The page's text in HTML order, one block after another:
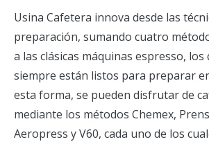
Usina Cafetera innova desde las
preparación, sumando cuatro
a las clásicas máquinas espresso,
siempre están listos para preparar
esta forma, se pueden disfrutar de
mediante los métodos Chemex,
Aeropress y V60, cada uno de los